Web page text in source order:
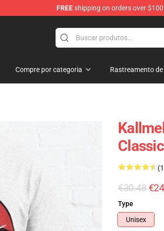
FREEshipping on orders over $100
Compre por categoria Rastreamento
€30.48
Type
Unisex